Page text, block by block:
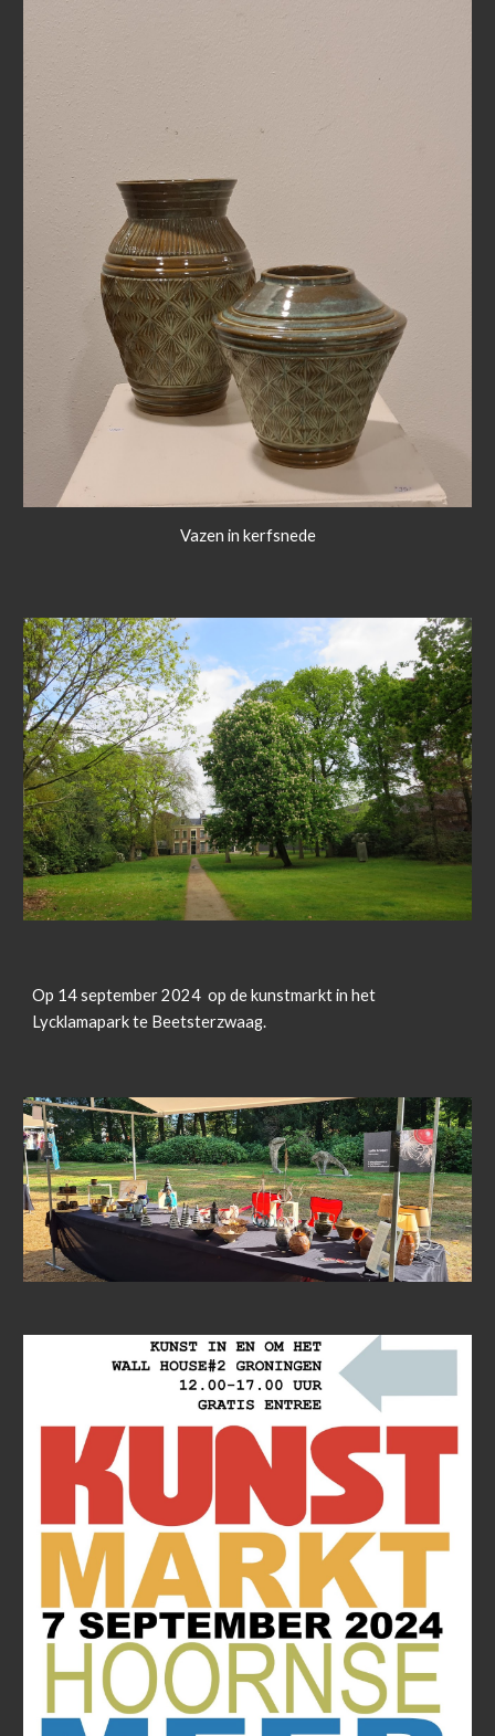
Vazen in kerfsnede
Op 14 september 2024 op de kunstmarkt in het
Lycklamapark te Beetsterzwaag.